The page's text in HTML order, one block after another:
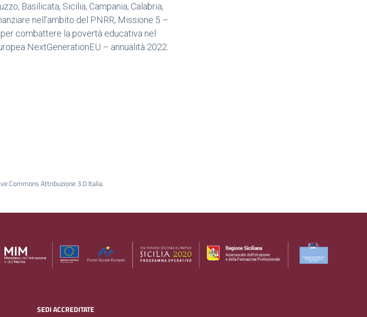
Basilicata, Sicilia, Campania, Calabria,
nell’ambito del PNRR, Missione 5 –
combattere la povertà educativa nel
NextGenerationEU – annualità 2022.
Commons Attribuzione 3.0 Italia.
SEDI ACCREDITATE